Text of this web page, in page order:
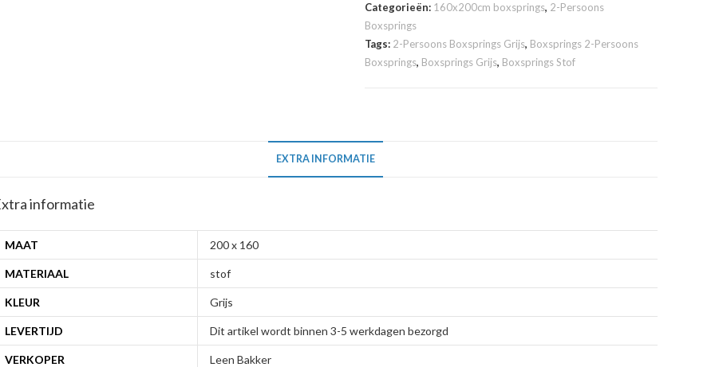
Categorieën: 160x200cm boxsprings, 2-Persoons
Boxsprings
Tags: 2-Persoons Boxsprings Grijs, Boxsprings 2-Persoons
Boxsprings, Boxsprings Grijs, Boxsprings Stof
EXTRA INFORMATIE
informatie
MAAT 200 x 160
MATERIAAL stof
KLEUR Grijs
LEVERTIJD Dit artikel wordt binnen 3-5 werkdagen bezorgd
VERKOPER Leen Bakker